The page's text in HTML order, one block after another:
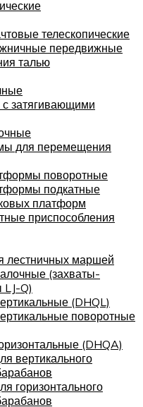
телескопические
передвижные
талью
затягивающими
для перемещения
поворотные
подкатные
платформ
приспособления
лестничных маршей
(захваты-
LJ-Q)
(DHQL)
поворотные
(DHQA)
вертикального
горизонтального